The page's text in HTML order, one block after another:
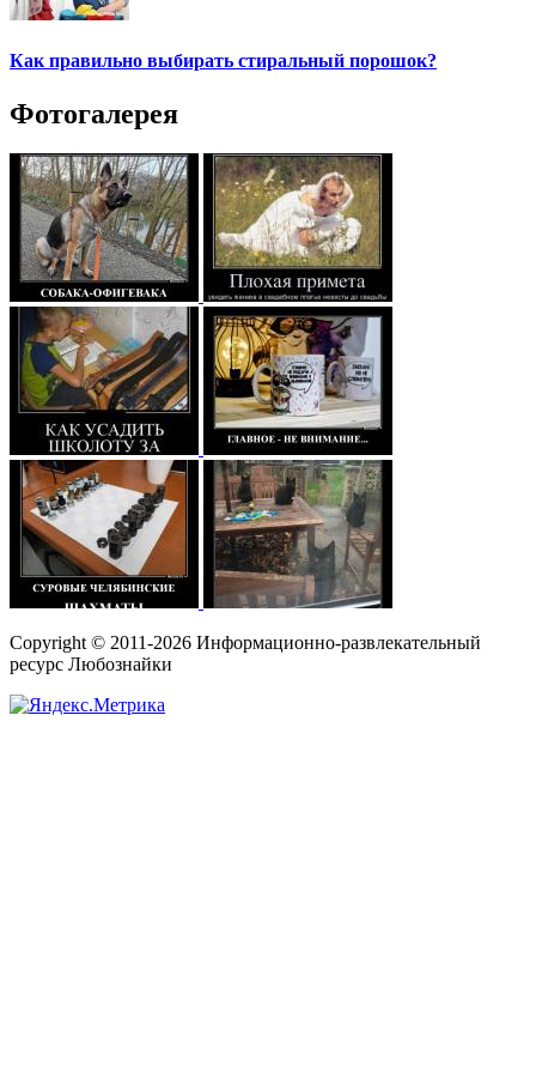
Как правильно выбирать стиральный порошок?
Фотогалерея
Copyright © 2011-2026 Информационно-развлекательный
ресурс Любознайки